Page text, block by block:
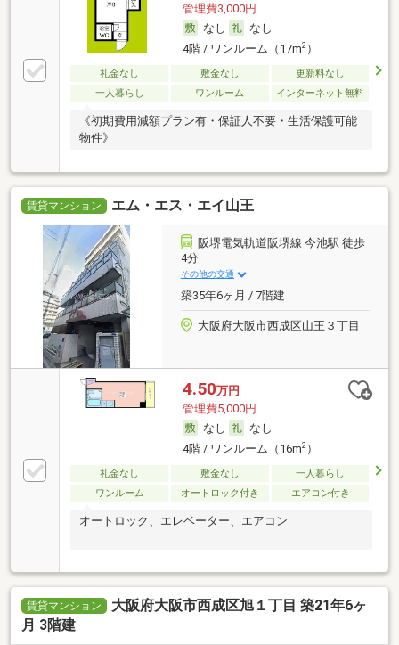
管理費3,000円
なし
なし
4階 / ワンルーム（17m2）
礼金なし 敷金なし
更新料なし
一人暮らし
ワンルーム インターネット無料
《初期費用減額プラン有・保証人不要・生活保護可能
物件》
賃貸マンション エム・エス・エイ山王
阪堺電気軌道阪堺線 今池駅 徒歩
4分
その他の交通
築35年6ヶ月 / 7階建
大阪府大阪市西成区山王３丁目
4.50万円
管理費5,000円
なし
なし
4階 / ワンルーム（16m2）
礼金なし 敷金なし
一人暮らし
ワンルーム
オートロック付き エアコン付き
オートロック、エレベーター、エアコン
賃貸マンション
大阪府大阪市西成区旭１丁目 築21年6ヶ
月 3階建